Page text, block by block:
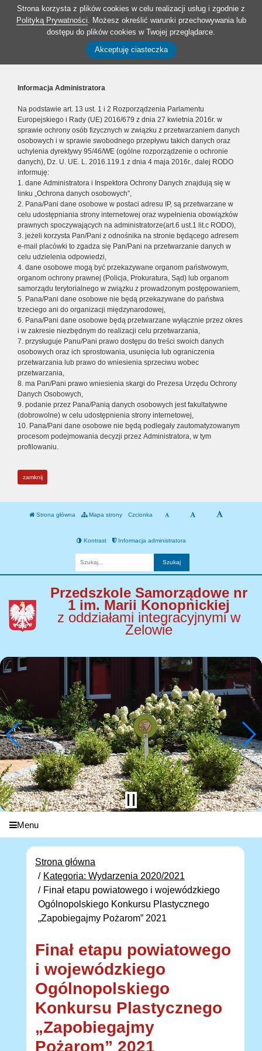
Strona korzysta z plików cookies w celu realizacji usług i zgodnie z
Polityką Prywatności. Możesz określić warunki przechowywania lub
dostępu do plików cookies w Twojej przeglądarce.
Akceptuję ciasteczka
Informacja Administratora
Na podstawie art. 13 ust. 1 i 2 Rozporządzenia Parlamentu
Europejskiego i Rady (UE) 2016/679 z dnia 27 kwietnia 2016r. w
sprawie ochrony osób fizycznych w związku z przetwarzaniem danych
osobowych i w sprawie swobodnego przepływu takich danych oraz
uchylenia dyrektywy 95/46/WE (ogólne rozporządzenie o ochronie
danych), Dz. U. UE. L. 2016.119.1 z dnia 4 maja 2016r., dalej RODO
informuję:
1. dane Administratora i Inspektora Ochrony Danych znajdują się w
linku „Ochrona danych osobowych”,
2. Pana/Pani dane osobowe w postaci adresu IP, są przetwarzane w
celu udostępniania strony internetowej oraz wypełnienia obowiązków
prawnych spoczywających na administratorze(art.6 ust.1 lit.c RODO),
3. jeżeli korzysta Pan/Pani z odnośnika na stronie będącego adresem
e-mail placówki to zgadza się Pan/Pani na przetwarzanie danych w
celu udzielenia odpowiedzi,
4. dane osobowe mogą być przekazywane organom państwowym,
organom ochrony prawnej (Policja, Prokuratura, Sąd) lub organom
samorządu terytorialnego w związku z prowadzonym postępowaniem,
5. Pana/Pani dane osobowe nie będą przekazywane do państwa
trzeciego ani do organizacji międzynarodowej,
6. Pana/Pani dane osobowe będą przetwarzane wyłącznie przez okres
i w zakresie niezbędnym do realizacji celu przetwarzania,
7. przysługuje Panu/Pani prawo dostępu do treści swoich danych
osobowych oraz ich sprostowania, usunięcia lub ograniczenia
przetwarzania lub prawo do wniesienia sprzeciwu wobec
przetwarzania,
8. ma Pan/Pani prawo wniesienia skargi do Prezesa Urzędu Ochrony
Danych Osobowych,
9. podanie przez Pana/Panią danych osobowych jest fakultatywne
(dobrowolne) w celu udostępnienia strony internetowej,
10. Pana/Pani dane osobowe nie będą podlegały zautomatyzowanym
procesom podejmowania decyzji przez Administratora, w tym
profilowaniu.
zamknij
Strona główna Mapa strony Czcionka
Kontrast Informacja administratora
Przedszkole Samorządowe nr
1 im. Marii Konopnickiej
z oddziałami integracyjnymi w
Zelowie
Menu
Strona główna
Kategoria: Wydarzenia 2020/2021
Finał etapu powiatowego i wojewódzkiego
Ogólnopolskiego Konkursu Plastycznego
„Zapobiegajmy Pożarom” 2021
Finał etapu powiatowego
i wojewódzkiego
Ogólnopolskiego
Konkursu Plastycznego
„Zapobiegajmy
Pożarom” 2021